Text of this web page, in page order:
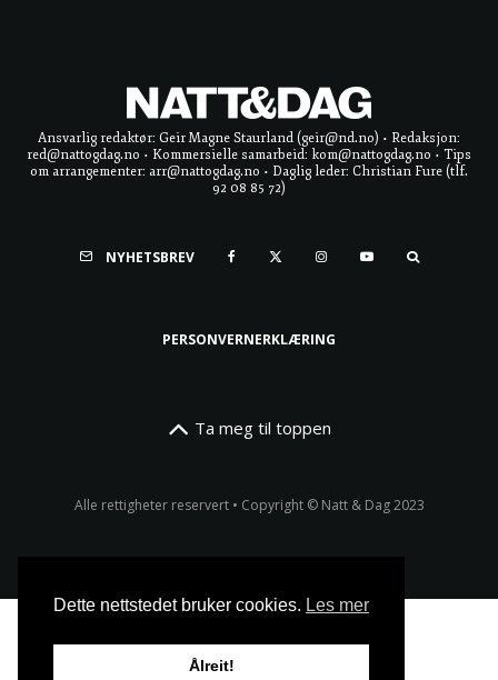
Ansvarlig redaktør: Geir Magne Staurland (geir@nd.no) • Redaksjon:
red@nattogdag.no • Kommersielle samarbeid: kom@nattogdag.no • Tips
om arrangementer: arr@nattogdag.no • Daglig leder: Christian Fure (tlf.
92 08 85 72)
NYHETSBREV
PERSONVERNERKLÆRING
Ta meg til toppen
Alle rettigheter reservert • Copyright © Natt & Dag 2023
Dette nettstedet bruker cookies. Les mer
Ålreit!